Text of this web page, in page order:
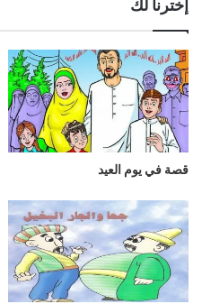
إخترنا لك
قصة في يوم العيد